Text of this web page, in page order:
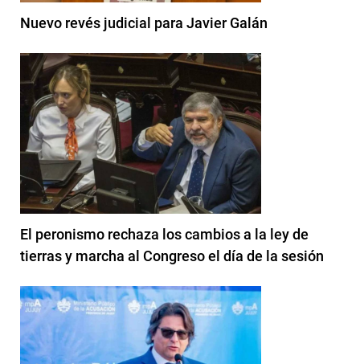
Nuevo revés judicial para Javier Galán
El peronismo rechaza los cambios a la ley de
tierras y marcha al Congreso el día de la sesión